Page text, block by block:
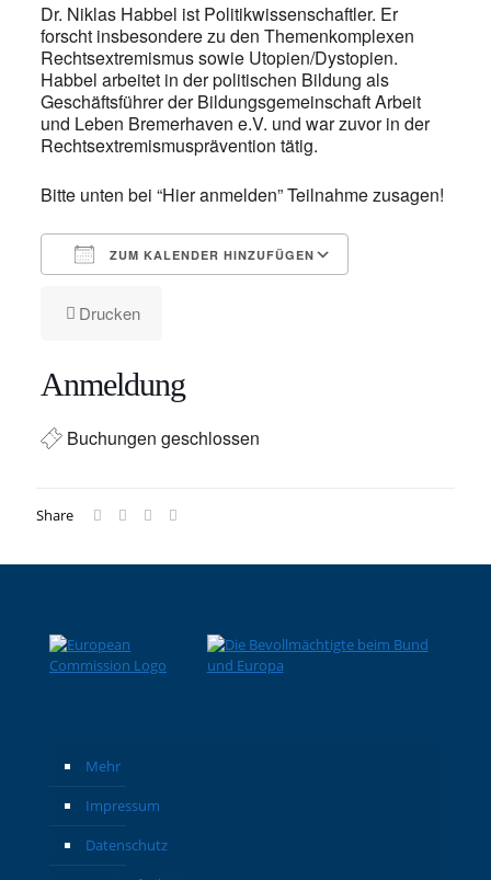
Dr. Niklas Habbel ist Politikwissenschaftler. Er
forscht insbesondere zu den Themenkomplexen
Rechtsextremismus sowie Utopien/Dystopien.
Habbel arbeitet in der politischen Bildung als
Geschäftsführer der Bildungsgemeinschaft Arbeit
und Leben Bremerhaven e.V. und war zuvor in der
Rechtsextremismusprävention tätig.
Bitte unten bei “Hier anmelden” Teilnahme zusagen!
ZUM KALENDER HINZUFÜGEN
ICS herunterladen
Google Kalender
Drucken
Anmeldung
Buchungen geschlossen
Share
Mehr
Impressum
Datenschutz